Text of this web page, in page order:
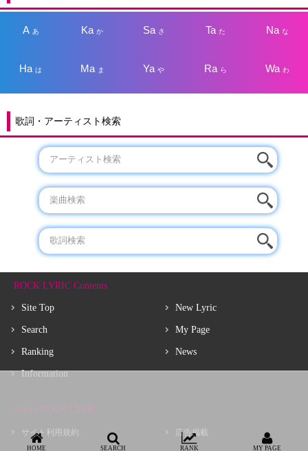
A あ Kaか Sa さ Taた Na な
Haは Ma ま Yaや Ra ら Wa わ
歌詞・アーティスト検索
ROCK LYRIC Contents
Site Top
Search
Ranking
Information
New Lyric
My Page
News
About ROCK LYRIC
サイト利用規約 広告掲載
HOME SEARCH RANK MY PAGE